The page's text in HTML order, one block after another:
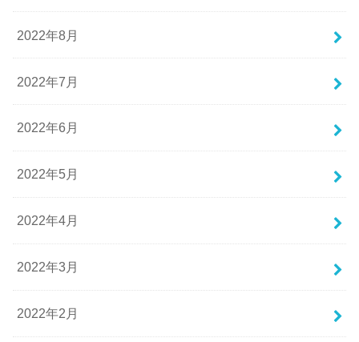
2022年8月
2022年7月
2022年6月
2022年5月
2022年4月
2022年3月
2022年2月